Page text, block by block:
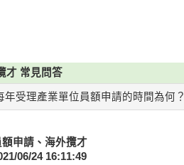
才 常見問答
年受理產業單位員額申請的時間為何？
額申請、海外攬才
06/24 16:11:49